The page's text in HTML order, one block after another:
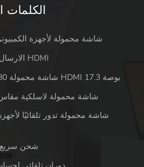
الكلمات
شاشة محمولة لأجهزة
الارسال اللاسلكي HDMI
شاشة محمولة 1080 بكسل HDMI 17.3 بوصة
شاشة محمولة لاسلكية مقاس 16
شاشة محمولة تدور تلقائيًا لأجهزة
PD 45W شحن سريع